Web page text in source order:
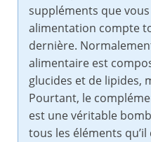
suppléments que
alimentation compte
dernière.
alimentaire est
glucides et de lipides,
Pourtant, le
est une véritable
tous les éléments